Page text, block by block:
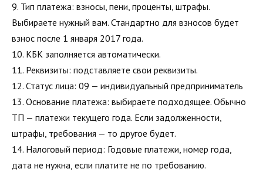
9. Тип платежа: взносы, пени, проценты, штрафы.
Выбираете нужный вам. Стандартно для взносов будет
взнос после 1 января 2017 года.
10. КБК заполняется автоматически.
11. Реквизиты: подставляете свои реквизиты.
12. Статус лица: 09 — индивидуальный предприниматель
13. Основание платежа: выбираете подходящее. Обычно
ТП — платежи текущего года. Если задолженности,
штрафы, требования — то другое будет.
14. Налоговый период: Годовые платежи, номер года,
дата не нужна, если платите не по требованию.